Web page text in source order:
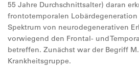
55 Jahre Durchschnittsalter) daran
frontotemporalen Lobärdegeneration
Spektrum von neurodegenerativen
vorwiegend den Frontal- und
betreffen. Zunächst war der Begriff
Krankheitsgruppe.